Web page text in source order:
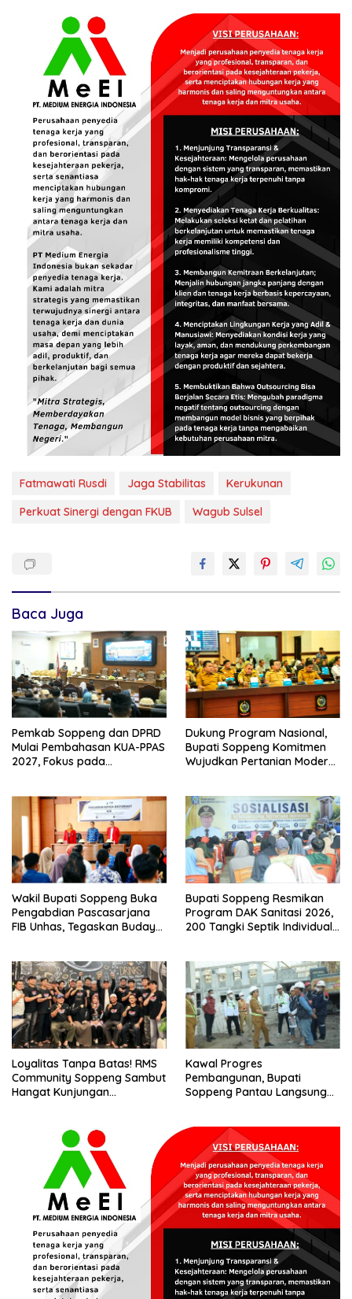
Fatmawati Rusdi Jaga Stabilitas
Kerukunan
Perkuat Sinergi dengan FKUB
Wagub Sulsel
Baca Juga
Pemkab Soppeng dan DPRD
Mulai Pembahasan KUA-PPAS
2027, Fokus pada
Dukung Program Nasional,
Bupati Soppeng Komitmen
Wujudkan Pertanian Modern
Wakil Bupati Soppeng Buka
Pengabdian Pascasarjana
FIB Unhas, Tegaskan Budaya
Bupati Soppeng Resmikan
Program DAK Sanitasi 2026,
200 Tangki Septik Individual
Loyalitas Tanpa Batas! RMS
Community Soppeng Sambut
Hangat Kunjungan
Kawal Progres
Pembangunan, Bupati
Soppeng Pantau Langsung